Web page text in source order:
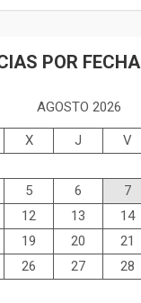
POR FECHA
AGOSTO 2026
X J V
5 6 7
12 13 14
19 20 21
26 27 28